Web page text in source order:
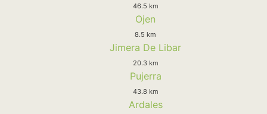
46.5 km
Ojen
8.5 km
Jimera De Libar
20.3 km
Pujerra
43.8 km
Ardales